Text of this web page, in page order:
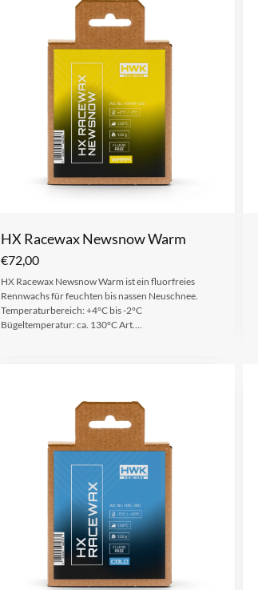
HX Racewax Newsnow Warm
€72,00
HX Racewax Newsnow Warm ist ein fluorfreies
Rennwachs für feuchten bis nassen Neuschnee.
Temperaturbereich: +4°C bis -2°C
Bügeltemperatur: ca. 130°C Art.…